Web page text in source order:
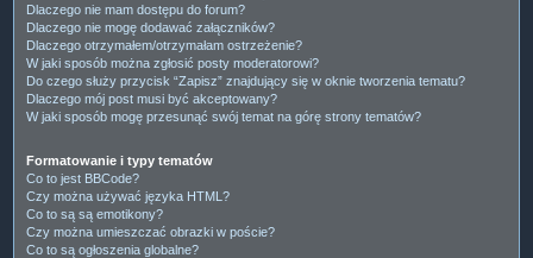
Dlaczego nie mam dostępu do forum?
Dlaczego nie mogę dodawać załączników?
Dlaczego otrzymałem/otrzymałam ostrzeżenie?
W jaki sposób można zgłosić posty moderatorowi?
Do czego służy przycisk “Zapisz” znajdujący się w oknie tworzenia tematu?
Dlaczego mój post musi być akceptowany?
W jaki sposób mogę przesunąć swój temat na górę strony tematów?
Formatowanie i typy tematów
Co to jest BBCode?
Czy można używać języka HTML?
Co to są są emotikony?
Czy można umieszczać obrazki w poście?
Co to są ogłoszenia globalne?